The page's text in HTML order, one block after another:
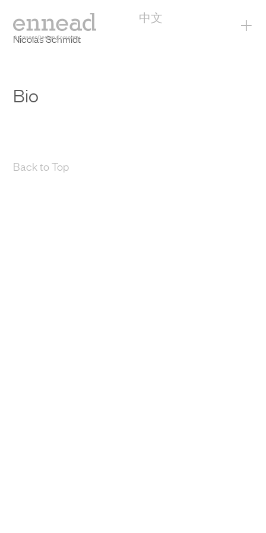
中文 +
Nicolas Schmidt
Bio
Back to Top